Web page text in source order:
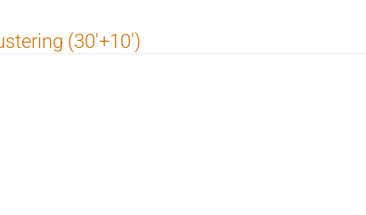
(30'+10')